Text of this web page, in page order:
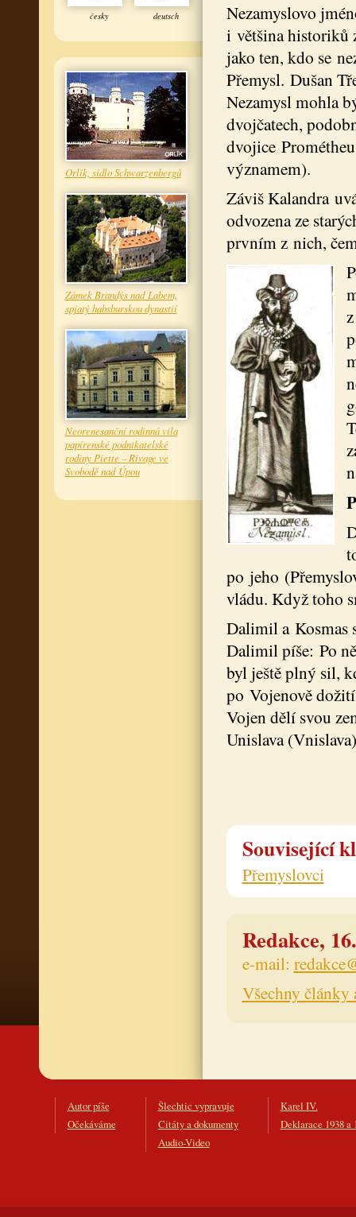
česky deutsch
Orlík, sídlo Schwarzenbergů
Zámek Brandýs nad Labem,
spjatý habsburskou dynastií
Neorenesanční rodinná vila
papírenské podnikatelské
rodiny Piette – Rivage ve
Svobodě nad Úpou
Nezamyslovo
i většina historiků
jako ten, kdo se
Přemysl. Dušan
Nezamysl mohla
dvojčatech,
dvojice
významem).
Záviš Kalandra
odvozena ze
prvním z nich,
po jeho
vládu. Když toho
Dalimil a Kosmas
Dalimil píše: Po
byl ještě plný sil,
po Vojenově
Vojen dělí svou
Unislava
Související
Přemyslovci
Redakce,
e-mail:
Všechny články
Autor píše
Očekáváme
Šlechtic vypravuje
Citáty a dokumenty
Audio-Video
Karel IV.
Deklarace 1938 a